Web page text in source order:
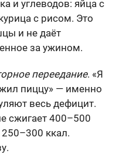
и углеводов: яйца с
с рисом. Это
и не даёт
за ужином.
переедание. «Я
пиццу» — именно
весь дефицит.
сжигает 400–500
ккал.